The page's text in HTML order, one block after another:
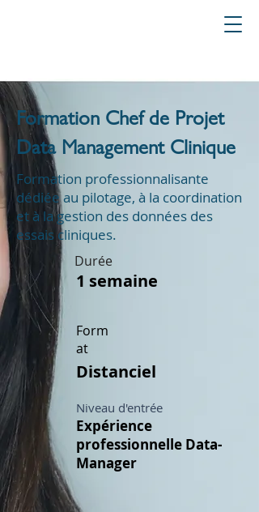
Formation Chef de Projet
Data Management Clinique
Formation professionnalisante
dédiée au pilotage, à la coordination
et à la gestion des données des
essais cliniques.
Durée
1 semaine
Form
at
Distanciel
Niveau d'entrée
Expérience
professionnelle Data-
Manager